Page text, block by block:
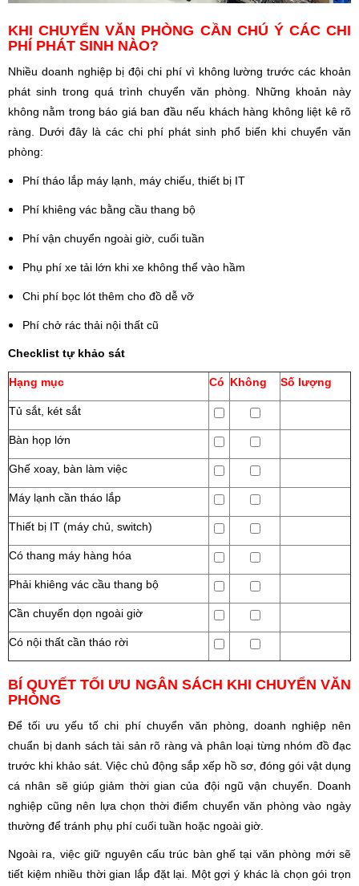
KHI CHUYỂN VĂN PHÒNG CẦN CHÚ Ý CÁC CHI
PHÍ PHÁT SINH NÀO?
Nhiều doanh nghiệp bị đội chi phí vì không lường trước các khoản
phát sinh trong quá trình chuyển văn phòng. Những khoản này
không nằm trong báo giá ban đầu nếu khách hàng không liệt kê rõ
ràng. Dưới đây là các chi phí phát sinh phổ biến khi chuyển văn
phòng:
Phí tháo lắp máy lạnh, máy chiếu, thiết bị IT
Phí khiêng vác bằng cầu thang bộ
Phí vận chuyển ngoài giờ, cuối tuần
Phụ phí xe tải lớn khi xe không thể vào hầm
Chi phí bọc lót thêm cho đồ dễ vỡ
Phí chở rác thải nội thất cũ
Checklist tự khảo sát
Hạng mục Có Không Số lượng
Tủ sắt, két sắt
Bàn họp lớn
Ghế xoay, bàn làm việc
Máy lạnh cần tháo lắp
Thiết bị IT (máy chủ, switch)
Có thang máy hàng hóa
Phải khiêng vác cầu thang bộ
Cần chuyển dọn ngoài giờ
Có nội thất cần tháo rời
BÍ QUYẾT TỐI ƯU NGÂN SÁCH KHI CHUYỂN VĂN
PHÒNG
Để tối ưu yếu tố chi phí chuyển văn phòng, doanh nghiệp nên
chuẩn bị danh sách tài sản rõ ràng và phân loại từng nhóm đồ đạc
trước khi khảo sát. Việc chủ động sắp xếp hồ sơ, đóng gói vật dụng
cá nhân sẽ giúp giảm thời gian của đội ngũ vận chuyển. Doanh
nghiệp cũng nên lựa chọn thời điểm chuyển văn phòng vào ngày
thường để tránh phụ phí cuối tuần hoặc ngoài giờ.
Ngoài ra, việc giữ nguyên cấu trúc bàn ghế tại văn phòng mới sẽ
tiết kiệm nhiều thời gian lắp đặt lại. Một gợi ý khác là chọn gói trọn